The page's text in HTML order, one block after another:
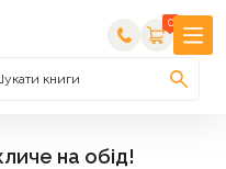
0
книги
на обід!